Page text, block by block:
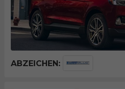
ABZEICHEN: